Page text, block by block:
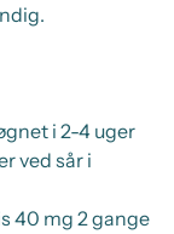
i 2-4 uger
ved sår i
40 mg 2 gange